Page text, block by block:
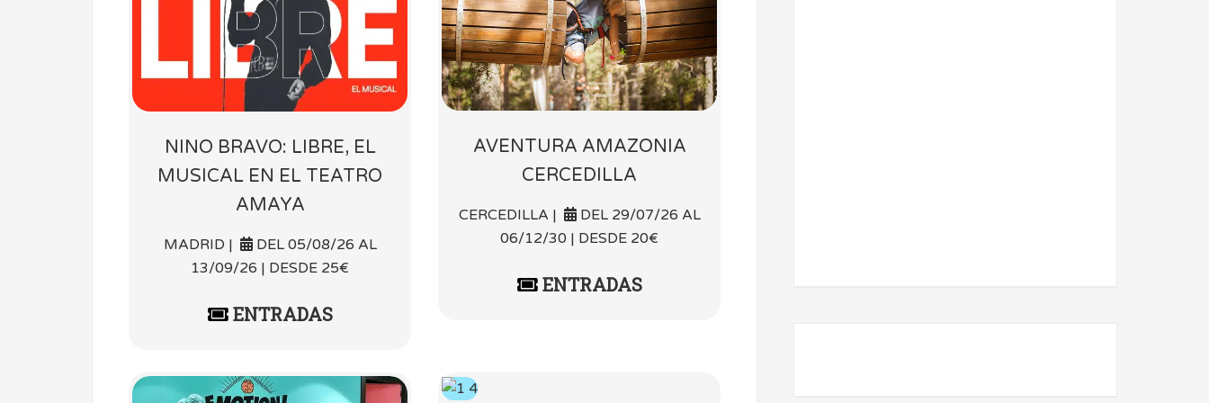
NINO BRAVO: LIBRE, EL
MUSICAL EN EL TEATRO
AMAYA
MADRID |
DEL 05/08/26 AL
13/09/26 | DESDE 25€
ENTRADAS
AVENTURA AMAZONIA
CERCEDILLA
CERCEDILLA |
DEL 29/07/26 AL
06/12/30 | DESDE 20€
ENTRADAS